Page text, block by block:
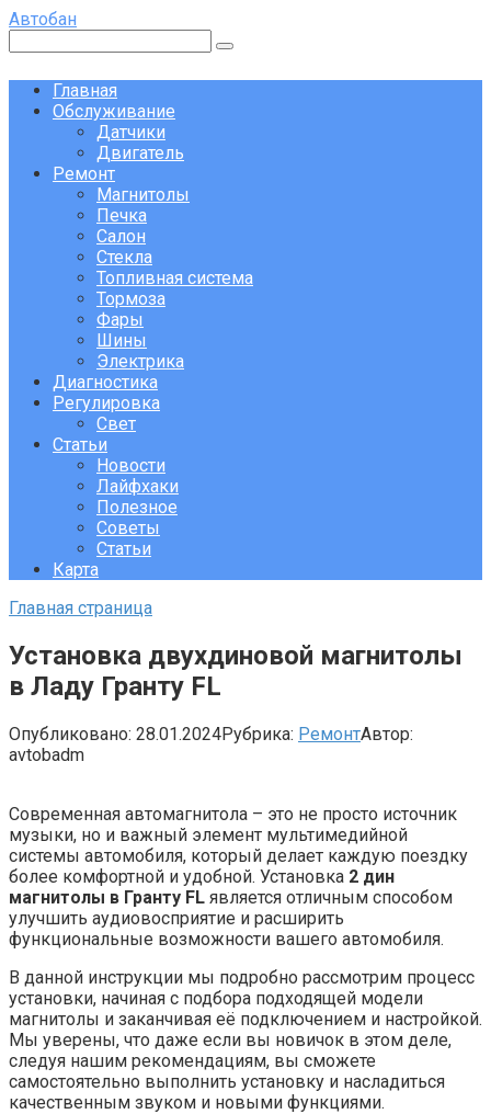
Перейти
контенту
Автобан
Главная
Обслуживание
Датчики
Двигатель
Ремонт
Магнитолы
Печка
Салон
Стекла
Топливная система
Тормоза
Фары
Шины
Электрика
Диагностика
Регулировка
Свет
Статьи
Новости
Лайфхаки
Полезное
Советы
Статьи
Карта
Главная страница
Установка двухдиновой магнитолы
в Ладу Гранту FL
Опубликовано: 28.01.2024Рубрика: РемонтАвтор:
avtobadm
Современная автомагнитола – это не просто источник
музыки, но и важный элемент мультимедийной
системы автомобиля, который делает каждую поездку
более комфортной и удобной. Установка 2 дин
магнитолы в Гранту FL является отличным способом
улучшить аудиовосприятие и расширить
функциональные возможности вашего автомобиля.
В данной инструкции мы подробно рассмотрим процесс
установки, начиная с подбора подходящей модели
магнитолы и заканчивая её подключением и настройкой.
Мы уверены, что даже если вы новичок в этом деле,
следуя нашим рекомендациям, вы сможете
самостоятельно выполнить установку и насладиться
качественным звуком и новыми функциями.